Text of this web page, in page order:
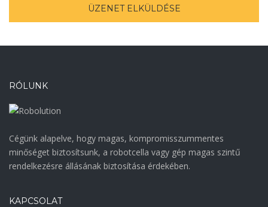
RÓLUNK
Cégünk alapelve, hogy magas, kompromisszummentes
minőséget biztosítsunk, a robotcella vagy gép magas szintű
rendelkezésre állásának biztosítása érdekében.
KAPCSOLAT